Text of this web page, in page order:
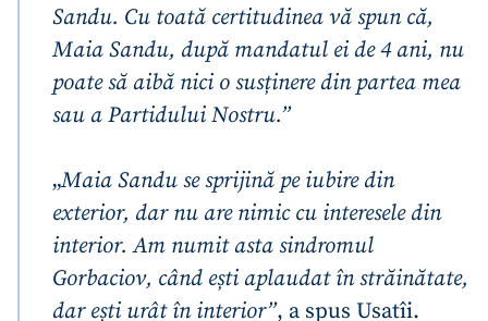
Sandu. Cu toată certitudinea vă spun că,
Maia Sandu, după mandatul ei de 4 ani, nu
poate să aibă nici o susținere din partea mea
sau a Partidului Nostru.”
„Maia Sandu se sprijină pe iubire din
exterior, dar nu are nimic cu interesele din
interior. Am numit asta sindromul
Gorbaciov, când ești aplaudat în străinătate,
dar ești urât în interior”, a spus Usatîi.